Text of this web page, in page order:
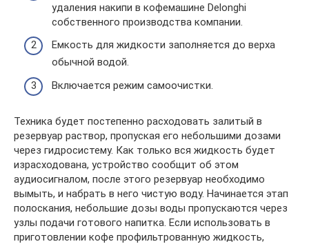
удаления накипи в кофемашине Delonghi
собственного производства компании.
Емкость для жидкости заполняется до верха
обычной водой.
Включается режим самоочистки.
Техника будет постепенно расходовать залитый в
резервуар раствор, пропуская его небольшими дозами
через гидросистему. Как только вся жидкость будет
израсходована, устройство сообщит об этом
аудиосигналом, после этого резервуар необходимо
вымыть, и набрать в него чистую воду. Начинается этап
полоскания, небольшие дозы воды пропускаются через
узлы подачи готового напитка. Если использовать в
приготовлении кофе профильтрованную жидкость,